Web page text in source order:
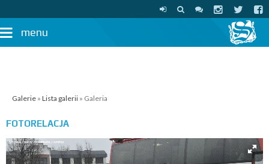
menu
Galerie » Lista galerii » Galeria
FOTORELACJA